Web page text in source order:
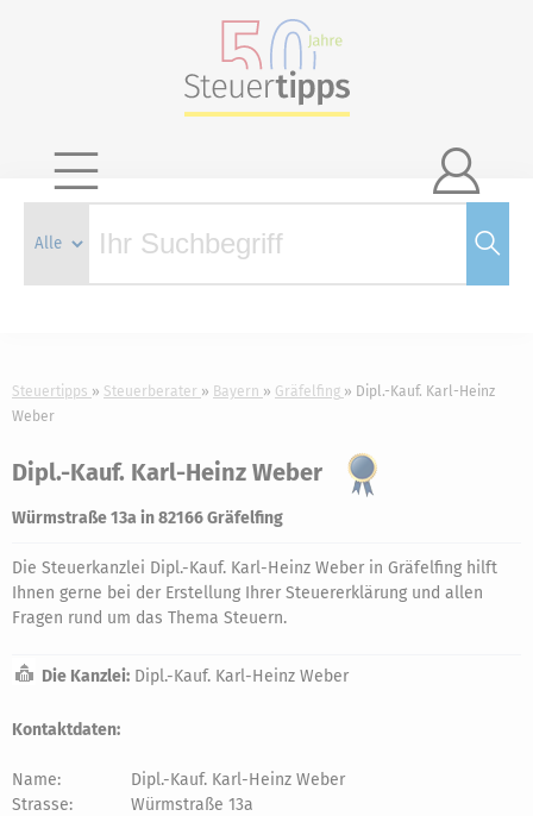

Steuertipps Steuerberater Bayern Gräfelfing
Dipl.-Kauf. Karl-Heinz
Weber
Dipl.-Kauf. Karl-Heinz Weber
Würmstraße 13a in 82166 Gräfelfing
Die Steuerkanzlei Dipl.-Kauf. Karl-Heinz Weber in Gräfelfing hilft
Ihnen gerne bei der Erstellung Ihrer Steuererklärung und allen
Fragen rund um das Thema Steuern.
Die Kanzlei: Dipl.-Kauf. Karl-Heinz Weber
Kontaktdaten:
Name:
Dipl.-Kauf. Karl-Heinz Weber
Strasse:
Würmstraße 13a